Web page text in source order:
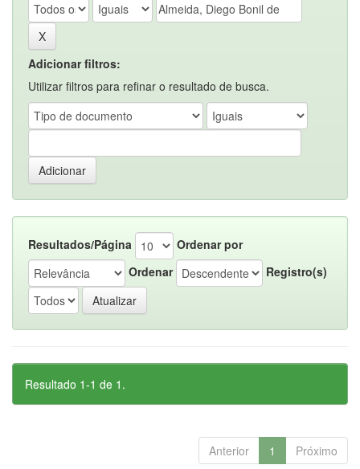
Adicionar filtros:
Utilizar filtros para refinar o resultado de busca.
Resultados/Página
Ordenar por
Ordenar
Registro(s)
Resultado 1-1 de 1.
Anterior 1 Próximo